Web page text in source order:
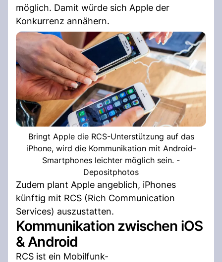
möglich. Damit würde sich Apple der
Konkurrenz annähern.
Bringt Apple die RCS-Unterstützung auf das
iPhone, wird die Kommunikation mit Android-
Smartphones leichter möglich sein. -
Depositphotos
Zudem plant Apple angeblich, iPhones
künftig mit RCS (Rich Communication
Services) auszustatten.
Kommunikation zwischen iOS
& Android
RCS ist ein Mobilfunk-